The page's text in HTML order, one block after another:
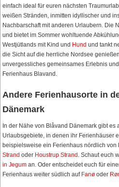
einfach ideal für euren nächsten
weißen Stränden, inmitten idyllischer und
Nachbarschaft mit anderen Urlaubern. Die
und bietet im Sommer wohltuende
Westjütlands mit Kind und Hund und tankt
die Sicht auf die herrliche Nordsee
unvergessliches gemeinsames Erlebnis
Ferienhaus Blavand.
Andere Ferienhausorte in
Dänemark
In der Nähe von Blåvand Dänemark gibt es
Urlaubsgebiete, in denen ihr Ferienhäuser
beispielsweise ein Ferienhaus nördlich von
Strand oder Houstrup Strand . Schaut euch
in Jegum an. Oder entscheidet euch für
Ferienhaus weiter südlich auf Fanø oder